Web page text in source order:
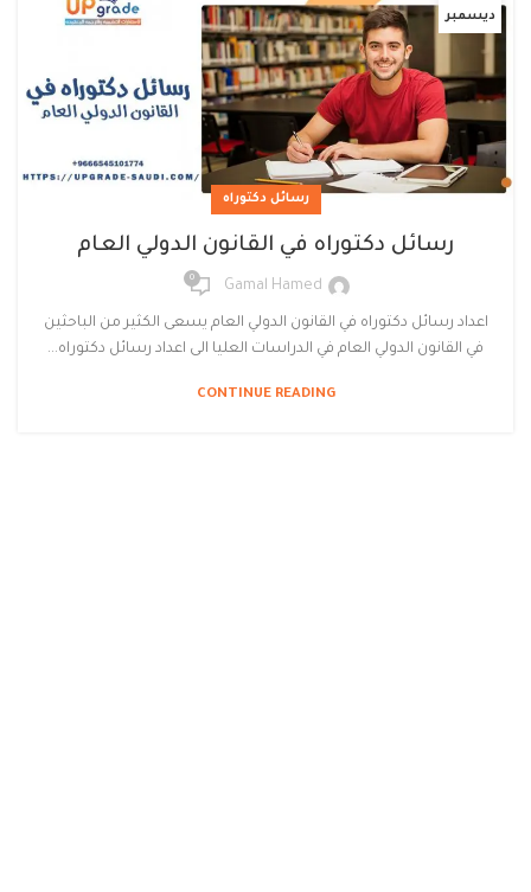
ديسمبر
رسائل دكتوراه
رسائل دكتوراه في القانون الدولي العام
Gamal Hamed
0
اعداد رسائل دكتوراه في القانون الدولي العام يسعى الكثير من الباحثين
في القانون الدولي العام في الدراسات العليا الى اعداد رسائل دكتوراه...
CONTINUE READING